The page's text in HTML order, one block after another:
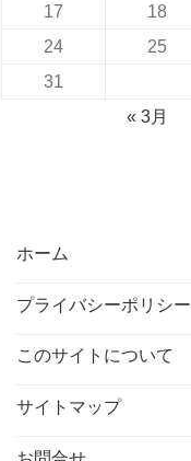
17
18
24
25
31
« 3月
ホーム
プライバシーポリシー
このサイトについて
サイトマップ